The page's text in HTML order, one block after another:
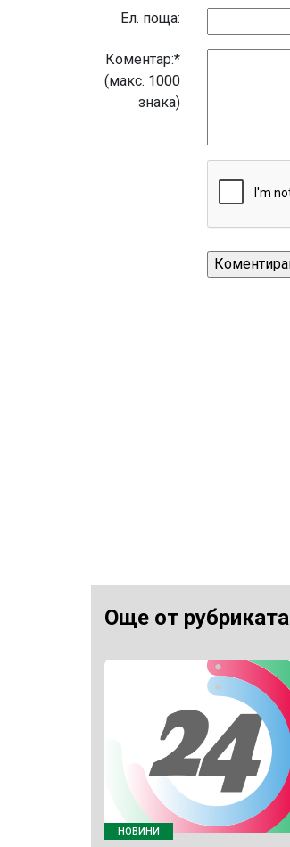
Eл. поща:
Коментар:*
(макс. 1000
знака)
Още от рубриката
НОВИНИ